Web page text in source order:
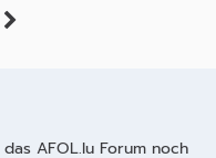
AFOL.lu Forum noch